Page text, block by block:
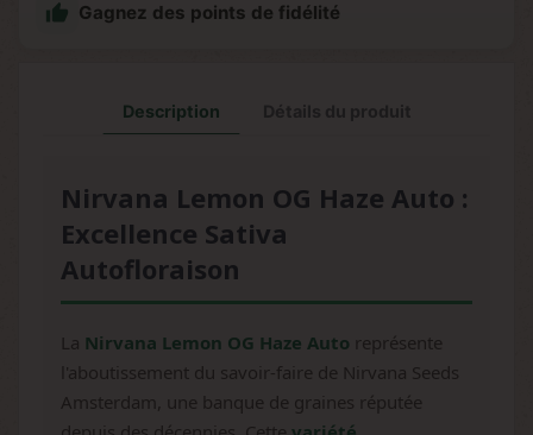
 Gagnez des points de fidélité
Description
Nirvana Lemon OG Haze Auto :
Excellence Sativa
Autofloraison
La Nirvana Lemon OG Haze Auto représente
l'aboutissement du savoir-faire de Nirvana Seeds
Amsterdam, une banque de graines réputée